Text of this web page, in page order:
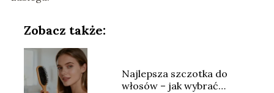
Zobacz także:
Najlepsza szczotka do
włosów – jak wybrać